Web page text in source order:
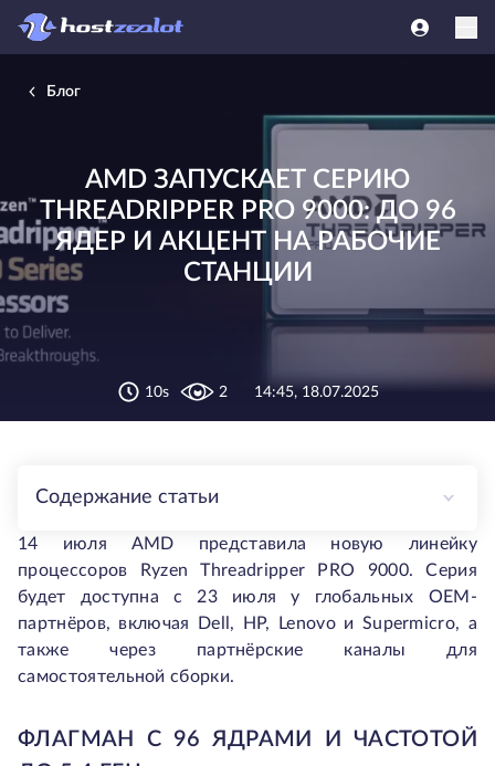
Блог
AMD ЗАПУСКАЕТ СЕРИЮ
THREADRIPPER PRO 9000: ДО 96
ЯДЕР И АКЦЕНТ НА РАБОЧИЕ
СТАНЦИИ
10s 2 14:45, 18.07.2025
Содержание статьи
14 июля AMD представила новую линейку
процессоров Ryzen Threadripper PRO 9000. Серия
будет доступна с 23 июля у глобальных OEM-
партнёров, включая Dell, HP, Lenovo и Supermicro, а
также через партнёрские каналы для
самостоятельной сборки.
ФЛАГМАН С 96 ЯДРАМИ И ЧАСТОТОЙ